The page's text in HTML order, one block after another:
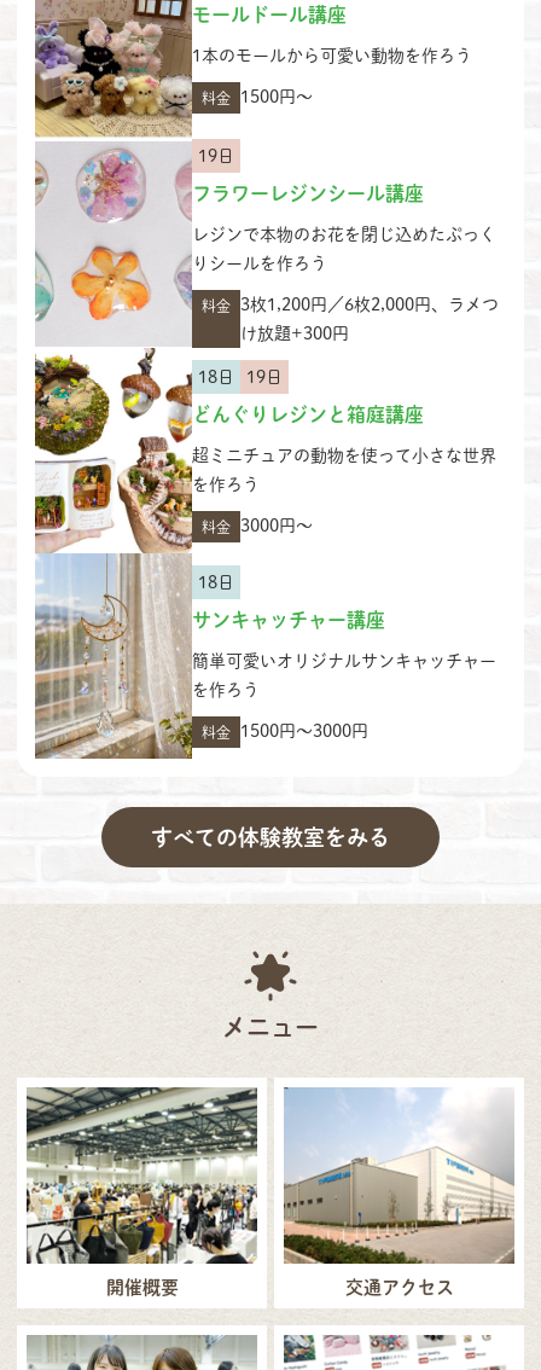
モールドール講座
1本のモールから可愛い動物を作ろう
料金 1500円〜
19日
フラワーレジンシール講座
レジンで本物のお花を閉じ込めたぷっく
りシールを作ろう
料金
3枚1,200円／6枚2,000円、ラメつ
け放題+300円
18日 19日
どんぐりレジンと箱庭講座
超ミニチュアの動物を使って小さな世界
を作ろう
料金 3000円〜
18日
サンキャッチャー講座
簡単可愛いオリジナルサンキャッチャー
を作ろう
料金 1500円〜3000円
すべての体験教室をみる
メニュー
開催概要 交通アクセス